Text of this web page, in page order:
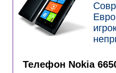
Телефон Nokia